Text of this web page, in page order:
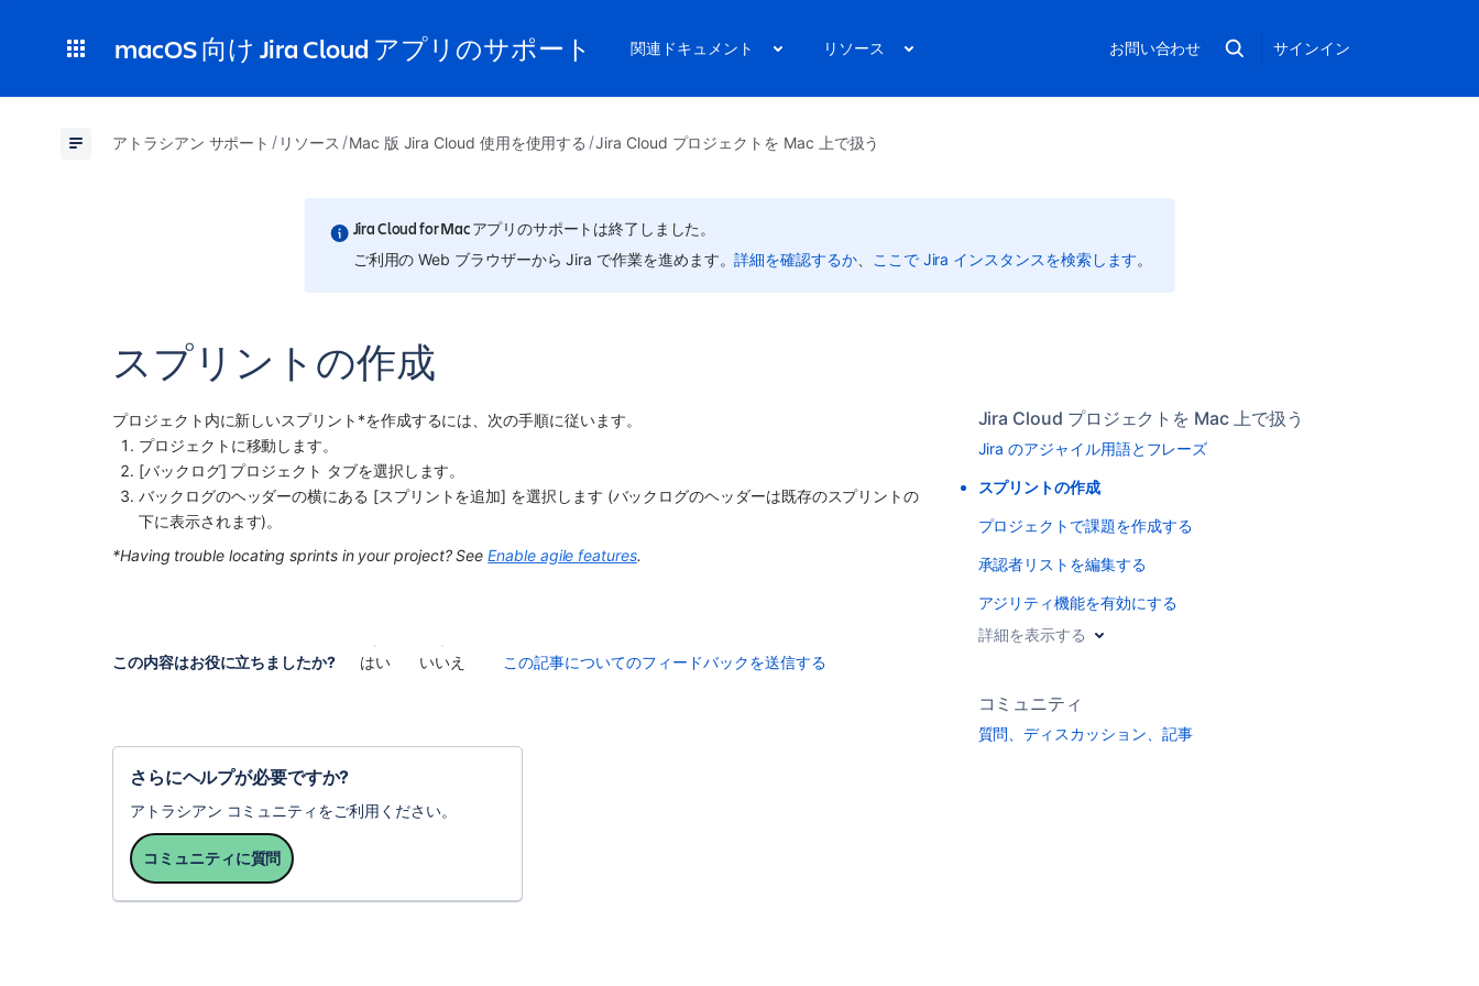
macOS 向け Jira Cloud アプリのサポート 関連ドキュメント リソース お問い合わせ サインイン
アトラシアン サポート リソース Mac 版 Jira Cloud 使用を使用する Jira Cloud プロジェクトを Mac 上で扱う
Jira Cloud for Mac アプリのサポートは終了しました。
ご利用の Web ブラウザーから Jira で作業を進めます。詳細を確認するか、 ここで Jira インスタンスを検索します。
スプリントの作成
プロジェクト内に新しいスプリント*を作成するには、次の手順に従います。
プロジェクトに移動します。
[バックログ] プロジェクト タブを選択します。
バックログのヘッダーの横にある [スプリントを追加] を選択します (バックログのヘッダーは既存のスプリントの
下に表示されます)。
*Having trouble locating sprints in your project? See Enable agile features.
この内容はお役に立ちましたか? はい いいえ この記事についてのフィードバックを送信する
さらにヘルプが必要ですか?
アトラシアン コミュニティをご利用ください。
コミュニティに質問
Jira Cloud プロジェクトを Mac 上で扱う
Jira のアジャイル用語とフレーズ
スプリントの作成
プロジェクトで課題を作成する
承認者リストを編集する
アジリティ機能を有効にする
詳細を表示する
コミュニティ
質問、ディスカッション、記事